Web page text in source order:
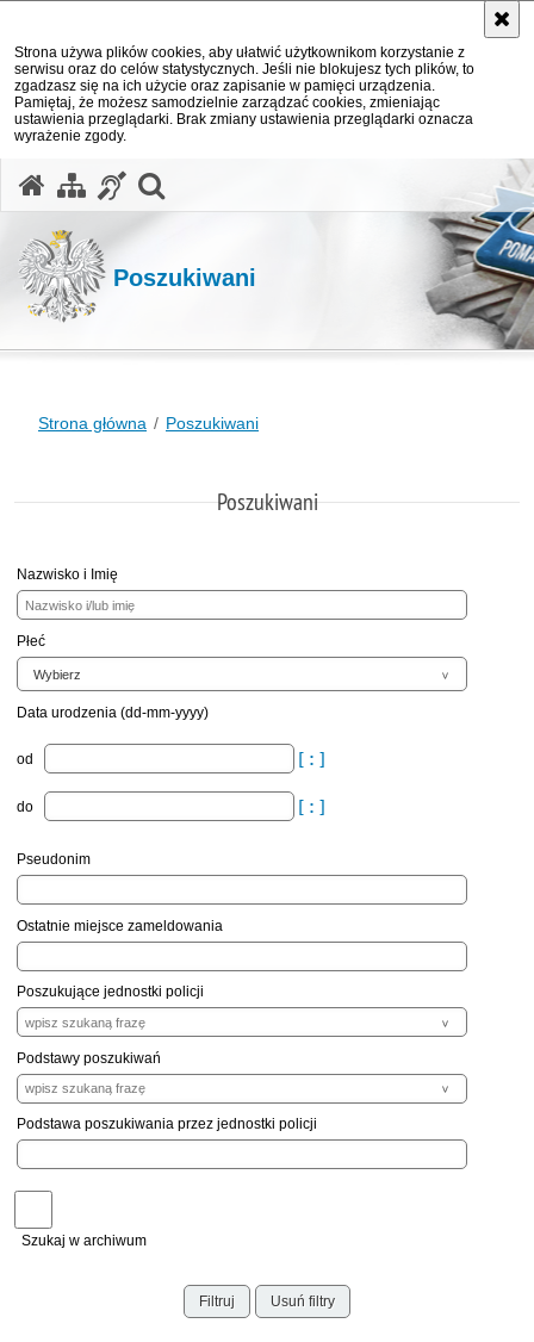
Strona używa plików cookies, aby ułatwić użytkownikom korzystanie z
serwisu oraz do celów statystycznych. Jeśli nie blokujesz tych plików, to
zgadzasz się na ich użycie oraz zapisanie w pamięci urządzenia.
Pamiętaj, że możesz samodzielnie zarządzać cookies, zmieniając
ustawienia przeglądarki. Brak zmiany ustawienia przeglądarki oznacza
wyrażenie zgody.
Poszukiwani
Strona główna Poszukiwani
Poszukiwani
Nazwisko i Imię
Płeć
Data urodzenia (dd-mm-yyyy)
od
do
Pseudonim
Ostatnie miejsce zameldowania
Poszukujące jednostki policji
Podstawy poszukiwań
Podstawa poszukiwania przez jednostki policji
Szukaj w archiwum
Filtruj Usuń filtry